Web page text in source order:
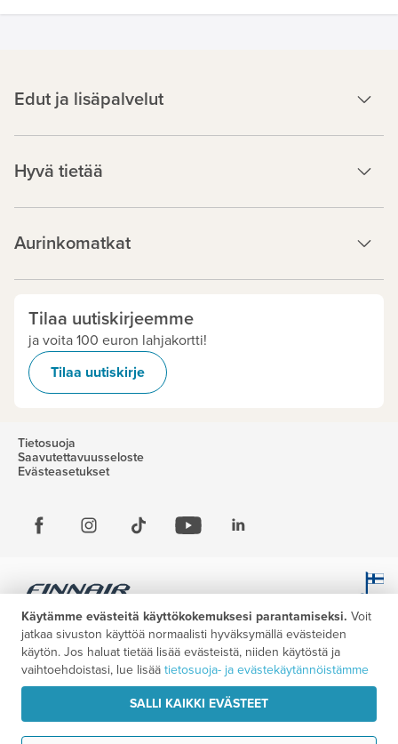
Edut ja lisäpalvelut
Hyvä tietää
Aurinkomatkat
Tilaa uutiskirjeemme
ja voita 100 euron lahjakortti!
Tilaa uutiskirje
Tietosuoja
Saavutettavuusseloste
Evästeasetukset
Käytämme evästeitä käyttökokemuksesi parantamiseksi. Voit
jatkaa sivuston käyttöä normaalisti hyväksymällä evästeiden
käytön. Jos haluat tietää lisää evästeistä, niiden käytöstä ja
vaihtoehdoistasi, lue lisää tietosuoja- ja evästekäytännöistämme
SALLI KAIKKI EVÄSTEET